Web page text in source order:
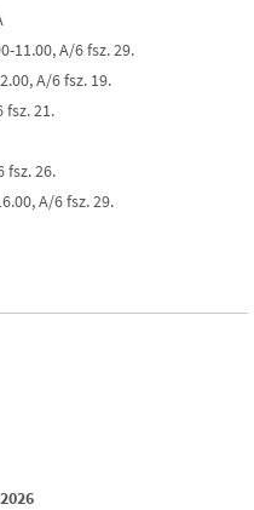
11.00, A/6 fsz. 29.
A/6 fsz. 19.
fsz. 21.
fsz. 26.
A/6 fsz. 29.